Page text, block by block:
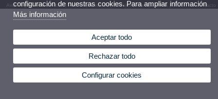
Aviso legal|Accesibilidad| Política privacidad| Cookies|Transparencia |Buzón de Contacto
configuración de nuestras cookies. Para ampliar información
Más información
Aceptar todo
Rechazar todo
Configurar cookies